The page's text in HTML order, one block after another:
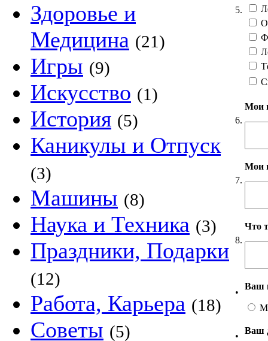
Здоровье и
Медицина (21)
Игры (9)
Искусство (1)
История (5)
Каникулы и Отпуск
(3)
Машины (8)
Наука и Техника (3)
Праздники, Подарки
(12)
Работа, Карьера (18)
Советы (5)
5.
6.
Мои
7.
Мои
8.
Что
•
Ваш
•
Ваш